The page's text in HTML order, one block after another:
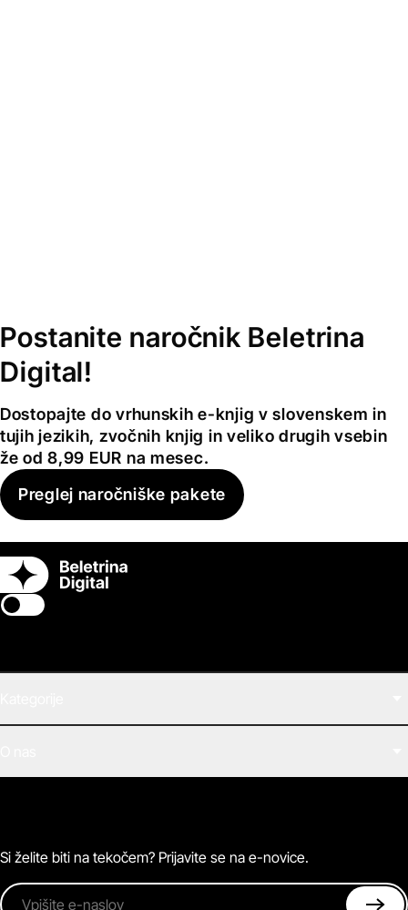
Postanite naročnik Beletrina
Digital!
Dostopajte do vrhunskih e-knjig v slovenskem in
tujih jezikih, zvočnih knjig in veliko drugih vsebin
že od 8,99 EUR na mesec.
Preglej naročniške pakete
Switch theme
Zvočne knjige
Kontaktirajte nas
Si želite biti na tekočem? Prijavite se na e-novice.
Vpišite e-naslov